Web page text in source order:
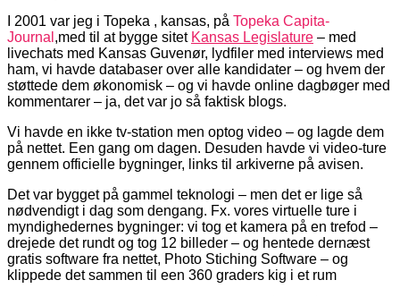
I 2001 var jeg i Topeka , kansas, på Topeka Capita-
Journal ,med til at bygge sitet Kansas Legislature – med
livechats med Kansas Guvenør, lydfiler med interviews med
ham, vi havde databaser over alle kandidater – og hvem der
støttede dem økonomisk – og vi havde online dagbøger med
kommentarer – ja, det var jo så faktisk blogs.
Vi havde en ikke tv-station men optog video – og lagde dem
på nettet. Een gang om dagen. Desuden havde vi video-ture
gennem officielle bygninger, links til arkiverne på avisen.
Det var bygget på gammel teknologi – men det er lige så
nødvendigt i dag som dengang. Fx. vores virtuelle ture i
myndighedernes bygninger: vi tog et kamera på en trefod –
drejede det rundt og tog 12 billeder – og hentede dernæst
gratis software fra nettet, Photo Stiching Software – og
klippede det sammen til een 360 graders kig i et rum